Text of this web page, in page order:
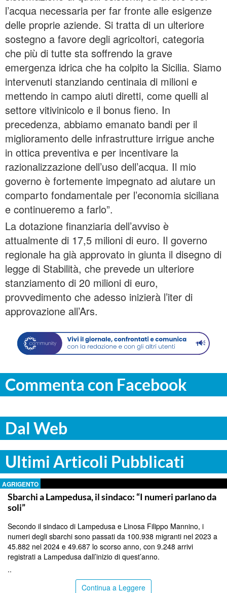
l’acqua necessaria per far fronte alle esigenze
delle proprie aziende. Si tratta di un ulteriore
sostegno a favore degli agricoltori, categoria
che più di tutte sta soffrendo la grave
emergenza idrica che ha colpito la Sicilia. Siamo
intervenuti stanziando centinaia di milioni e
mettendo in campo aiuti diretti, come quelli al
settore vitivinicolo e il bonus fieno. In
precedenza, abbiamo emanato bandi per il
miglioramento delle infrastrutture irrigue anche
in ottica preventiva e per incentivare la
razionalizzazione dell’uso dell’acqua. Il mio
governo è fortemente impegnato ad aiutare un
comparto fondamentale per l’economia siciliana
e continueremo a farlo”.
La dotazione finanziaria dell’avviso è
attualmente di 17,5 milioni di euro. Il governo
regionale ha già approvato in giunta il disegno di
legge di Stabilità, che prevede un ulteriore
stanziamento di 20 milioni di euro,
provvedimento che adesso inizierà l’iter di
approvazione all’Ars.
Commenta con Facebook
Dal Web
Ultimi Articoli Pubblicati
AGRIGENTO
Sbarchi a Lampedusa, il sindaco: “I numeri parlano da
soli”
Secondo il sindaco di Lampedusa e Linosa Filippo Mannino, i
numeri degli sbarchi sono passati da 100.938 migranti nel 2023 a
45.882 nel 2024 e 49.687 lo scorso anno, con 9.248 arrivi
registrati a Lampedusa dall’inizio di quest’anno.
..
Continua a Leggere